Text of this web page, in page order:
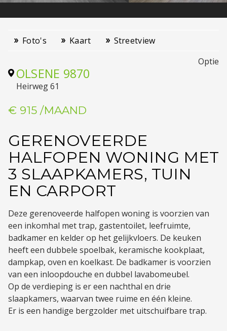
GERENOVEERDE
HALFOPEN WONING MET
3 SLAAPKAMERS, TUIN
EN CARPORT
optie
OLSENE 9870
Heirweg 61
€ 915 /MAAND
Foto's Kaart Streetview
Deze gerenoveerde halfopen woning is voorzien van
een inkomhal met trap, gastentoilet, leefruimte,
badkamer en kelder op het gelijkvloers. De keuken
heeft een dubbele spoelbak, keramische kookplaat,
dampkap, oven en koelkast. De badkamer is voorzien
van een inloopdouche en dubbel lavabomeubel.
Op de verdieping is er een nachthal en drie
slaapkamers, waarvan twee ruime en één kleine.
Er is een handige bergzolder met uitschuifbare trap.